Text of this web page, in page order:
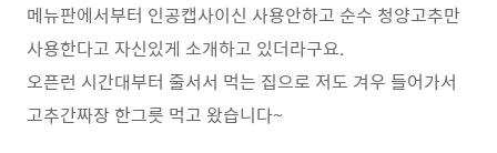
메뉴판에서부터 인공캡사이신 사용안하고 순수 청양고추만
사용한다고 자신있게 소개하고 있더라구요.
오픈런 시간대부터 줄서서 먹는 집으로 저도 겨우 들어가서
고추간짜장 한그릇 먹고 왔습니다~